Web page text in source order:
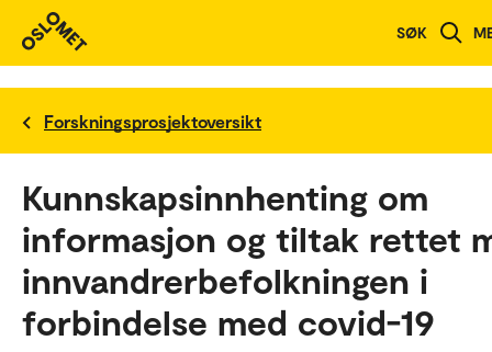
SØK
Forskningsprosjektoversikt
Kunnskapsinnhenting om
informasjon og tiltak rettet
innvandrerbefolkningen i
forbindelse med covid-19